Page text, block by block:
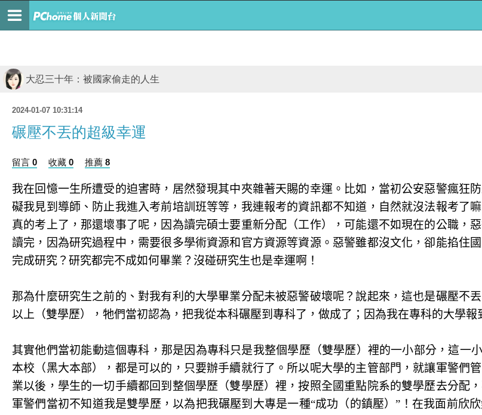
大忍三十年：被國家偷走的人生
2024-01-07 10:31:14
碾壓不丟的超級幸運
留言 0 收藏 0 推薦 8
我在回憶一生所遭受的迫害時，居然發現其中夾雜著天賜的幸運。比如，當初公安惡警瘋狂
礙我見到導師、防止我進入考前培訓班等等，我連報考的資訊都不知道，自然就沒法報考了
真的考上了，那還壞事了呢，因為讀完碩士要重新分配（工作），可能還不如現在的公職，
讀完，因為研究過程中，需要很多學術資源和官方資源等資源。惡警雖都沒文化，卻能掐住
完成研究？研究都完不成如何畢業？沒碰研究生也是幸運啊！
那為什麼研究生之前的、對我有利的大學畢業分配未被惡警破壞呢？說起來，這也是碾壓不
以上（雙學歷），牠們當初認為，把我從本科碾壓到專科了，做成了；因為我在專科的大學
其實他們當初能動這個專科，那是因為專科只是我整個學歷（雙學歷）裡的一小部分，這一
本校（黑大本部），都是可以的，只要辦手續就行了。所以呢大學的主管部門，就讓軍警們
業以後，學生的一切手續都回到整個學歷（雙學歷）裡，按照全國重點院系的雙學歷去分配
軍警們當初不知道我是雙學歷，以為把我碾壓到大專是一種“成功（的鎮壓）”！在我面前欣